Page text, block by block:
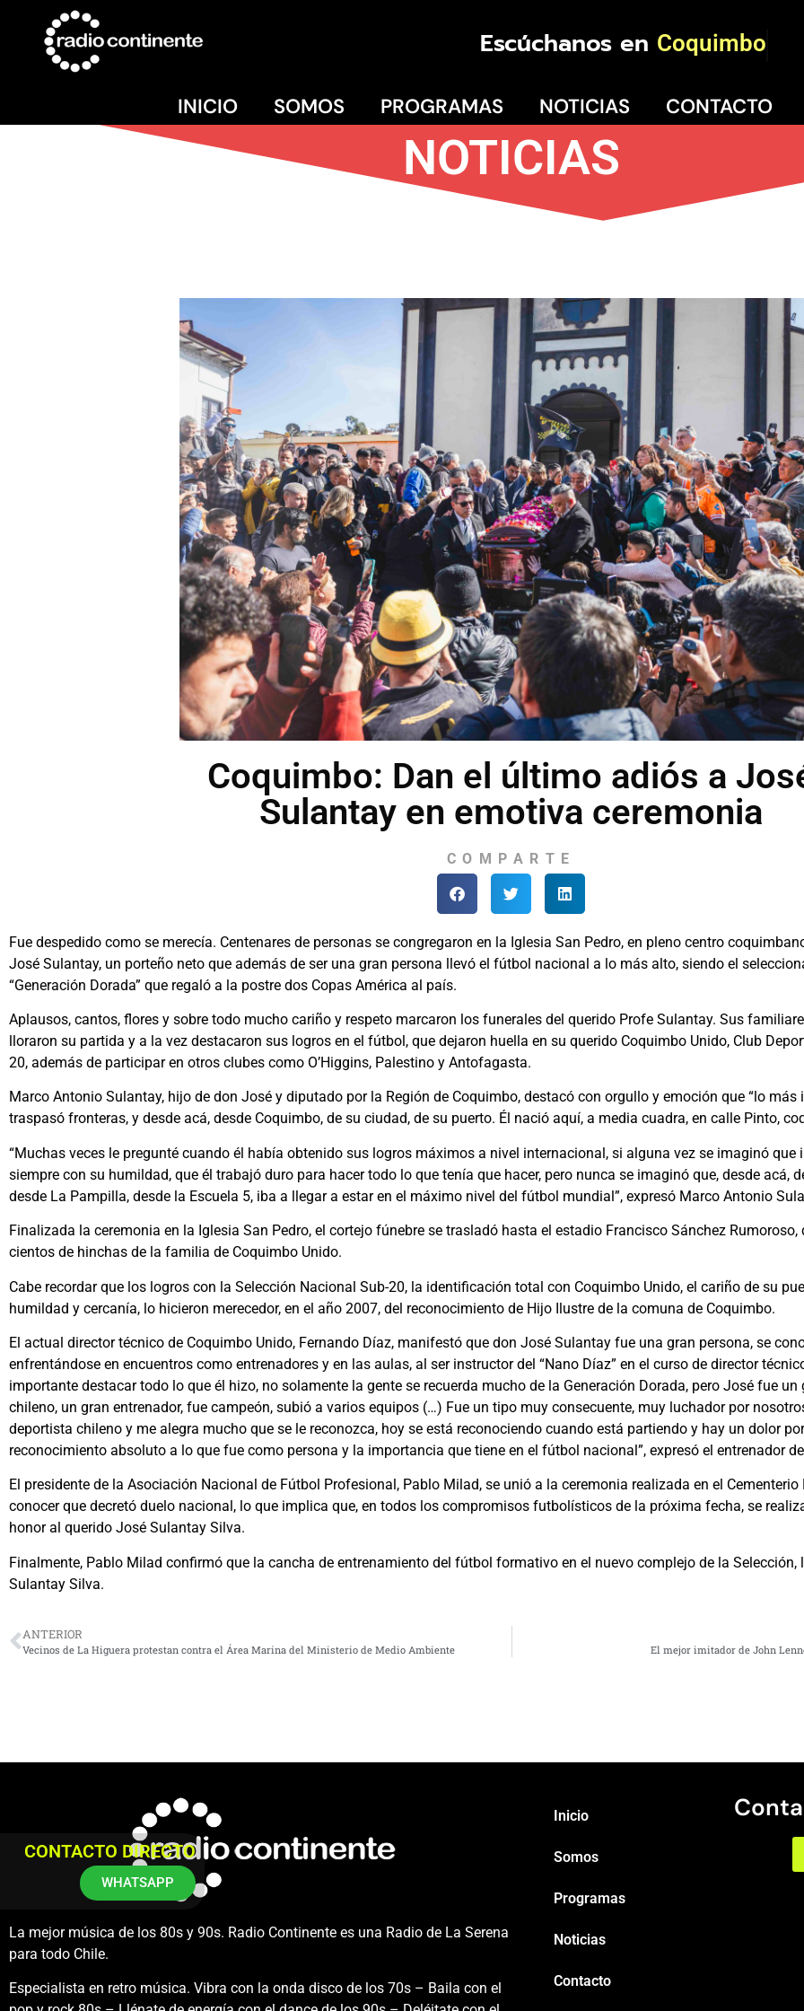
Escúchanos en Coquimbo
INICIO SOMOS PROGRAMAS NOTICIAS CONTACTO
NOTICIAS
Coquimbo: Dan el último adiós a
Sulantay en emotiva ceremonia
COMPARTE
Fue despedido como se merecía. Centenares de personas se congregaron en la Iglesia San Pedro, en pleno centro
José Sulantay, un porteño neto que además de ser una gran persona llevó el fútbol nacional a lo más alto, siendo el
“Generación Dorada” que regaló a la postre dos Copas América al país.
Aplausos, cantos, flores y sobre todo mucho cariño y respeto marcaron los funerales del querido Profe Sulantay. Sus
lloraron su partida y a la vez destacaron sus logros en el fútbol, que dejaron huella en su querido Coquimbo Unido, Club
20, además de participar en otros clubes como O’Higgins, Palestino y Antofagasta.
Marco Antonio Sulantay, hijo de don José y diputado por la Región de Coquimbo, destacó con orgullo y emoción que “lo
traspasó fronteras, y desde acá, desde Coquimbo, de su ciudad, de su puerto. Él nació aquí, a media cuadra, en calle Pinto,
“Muchas veces le pregunté cuando él había obtenido sus logros máximos a nivel internacional, si alguna vez se imaginó que
siempre con su humildad, que él trabajó duro para hacer todo lo que tenía que hacer, pero nunca se imaginó que, desde acá,
desde La Pampilla, desde la Escuela 5, iba a llegar a estar en el máximo nivel del fútbol mundial”, expresó Marco Antonio
Finalizada la ceremonia en la Iglesia San Pedro, el cortejo fúnebre se trasladó hasta el estadio Francisco Sánchez
cientos de hinchas de la familia de Coquimbo Unido.
Cabe recordar que los logros con la Selección Nacional Sub-20, la identificación total con Coquimbo Unido, el cariño de su
humildad y cercanía, lo hicieron merecedor, en el año 2007, del reconocimiento de Hijo Ilustre de la comuna de Coquimbo.
El actual director técnico de Coquimbo Unido, Fernando Díaz, manifestó que don José Sulantay fue una gran persona, se
enfrentándose en encuentros como entrenadores y en las aulas, al ser instructor del “Nano Díaz” en el curso de director
importante destacar todo lo que él hizo, no solamente la gente se recuerda mucho de la Generación Dorada, pero José fue
chileno, un gran entrenador, fue campeón, subió a varios equipos (…) Fue un tipo muy consecuente, muy luchador por
deportista chileno y me alegra mucho que se le reconozca, hoy se está reconociendo cuando está partiendo y hay un dolor
reconocimiento absoluto a lo que fue como persona y la importancia que tiene en el fútbol nacional”, expresó el entrenador
El presidente de la Asociación Nacional de Fútbol Profesional, Pablo Milad, se unió a la ceremonia realizada en el
conocer que decretó duelo nacional, lo que implica que, en todos los compromisos futbolísticos de la próxima fecha, se
honor al querido José Sulantay Silva.
Finalmente, Pablo Milad confirmó que la cancha de entrenamiento del fútbol formativo en el nuevo complejo de la Selección,
Sulantay Silva.
ANTERIOR
Vecinos de La Higuera protestan contra el Área Marina del Ministerio de Medio Ambiente El mejor imitador de John
La mejor música de los 80s y 90s. Radio Continente es una Radio de La Serena
para todo Chile.
Especialista en retro música. Vibra con la onda disco de los 70s – Baila con el
Inicio
Somos
Programas
Noticias
Contacto
CONTACTO DIRECTO
WHATSAPP